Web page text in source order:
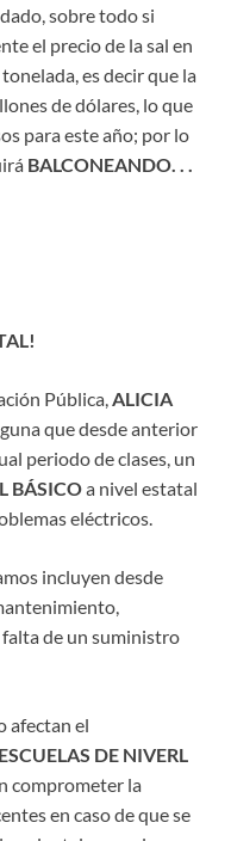
sobre todo si
el precio de la sal en
es decir que la
de dólares, lo que
para este año; por lo
BALCONEANDO. . .
Pública, ALICIA
que desde anterior
periodo de clases, un
BÁSICOa nivel estatal
eléctricos.
incluyen desde
de un suministro
afectan el
DE NIVERL
comprometer la
en caso de que se